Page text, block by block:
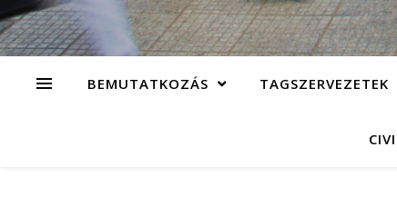
BEMUTATKOZÁS TAGSZERVEZETEK